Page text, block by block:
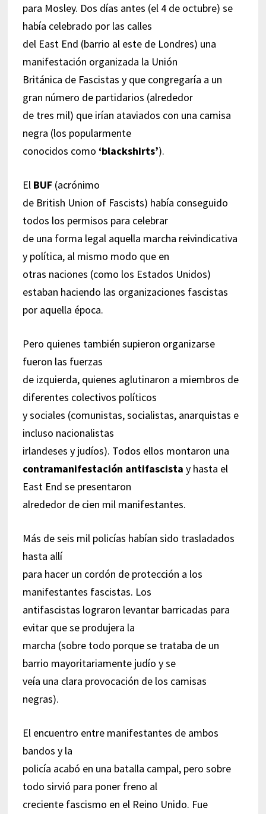
para Mosley. Dos días antes (el 4 de octubre) se
había celebrado por las calles
del East End (barrio al este de Londres) una
manifestación organizada la Unión
Británica de Fascistas y que congregaría a un
gran número de partidarios (alrededor
de tres mil) que irían ataviados con una camisa
negra (los popularmente
conocidos como ‘blackshirts’).
El BUF(acrónimo
de British Union of Fascists) había conseguido
todos los permisos para celebrar
de una forma legal aquella marcha reivindicativa
y política, al mismo modo que en
otras naciones (como los Estados Unidos)
estaban haciendo las organizaciones fascistas
por aquella época.
Pero quienes también supieron organizarse
fueron las fuerzas
de izquierda, quienes aglutinaron a miembros de
diferentes colectivos políticos
y sociales (comunistas, socialistas, anarquistas e
incluso nacionalistas
irlandeses y judíos). Todos ellos montaron una
contramanifestación antifascista y hasta el
East End se presentaron
alrededor de cien mil manifestantes.
Más de seis mil policías habían sido trasladados
hasta allí
para hacer un cordón de protección a los
manifestantes fascistas. Los
antifascistas lograron levantar barricadas para
evitar que se produjera la
marcha (sobre todo porque se trataba de un
barrio mayoritariamente judío y se
veía una clara provocación de los camisas
negras).
El encuentro entre manifestantes de ambos
bandos y la
policía acabó en una batalla campal, pero sobre
todo sirvió para poner freno al
creciente fascismo en el Reino Unido. Fue